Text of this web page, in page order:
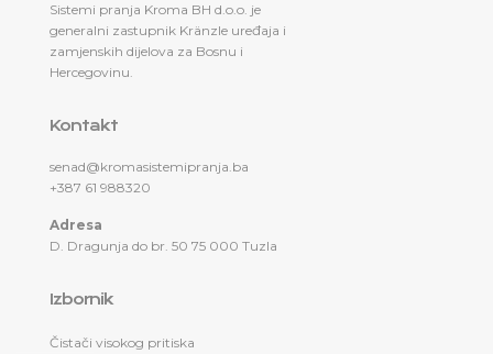
Sistemi pranja Kroma BH d.o.o. je
generalni zastupnik Kränzle uređaja i
zamjenskih dijelova za Bosnu i
Hercegovinu.
Kontakt
senad@kromasistemipranja.ba
+387 61 988320
Adresa
D. Dragunja do br. 50 75 000 Tuzla
Izbornik
Čistači visokog pritiska